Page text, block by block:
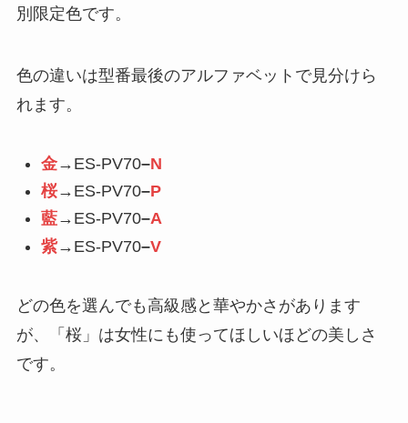
別限定色です。
色の違いは型番最後のアルファベットで見分けら
れます。
金→ES-PV70–N
桜→ES-PV70–P
藍→ES-PV70–A
紫→ES-PV70–V
どの色を選んでも高級感と華やかさがあります
が、「桜」は女性にも使ってほしいほどの美しさ
です。